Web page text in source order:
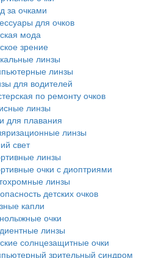
за очками
для очков
мода
зрение
линзы
линзы
для водителей
по ремонту очков
линзы
для плавания
линзы
свет
линзы
очки с диоптриями
линзы
детских очков
капли
очки
линзы
солнцезащитные очки
зрительный синдром